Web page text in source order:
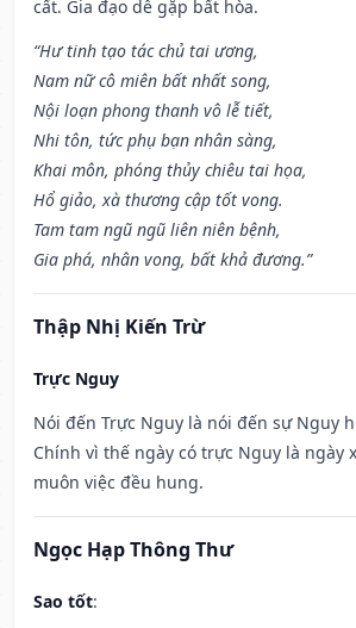
cất. Gia đạo dễ gặp bất hòa.
“Hư tinh tạo tác chủ tai ương,
Nam nữ cô miên bất nhất song,
Nội loạn phong thanh vô lễ tiết,
Nhi tôn, tức phụ bạn nhân sàng,
Khai môn, phóng thủy chiêu tai họa,
Hổ giảo, xà thương cập tốt vong.
Tam tam ngũ ngũ liên niên bệnh,
Gia phá, nhân vong, bất khả đương.”
Thập Nhị Kiến Trừ
Trực Nguy
Nói đến Trực Nguy là nói đến sự Nguy
Chính vì thế ngày có trực Nguy là ngày
muôn việc đều hung.
Ngọc Hạp Thông Thư
Sao tốt: